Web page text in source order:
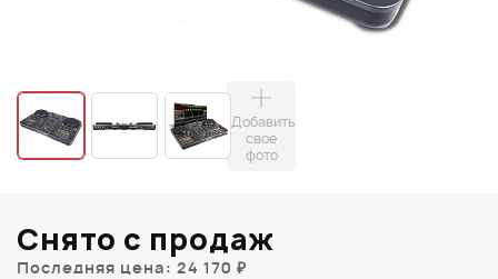
Добавить
свое
фото
Снято с продаж
Последняя цена: 24 170 ₽